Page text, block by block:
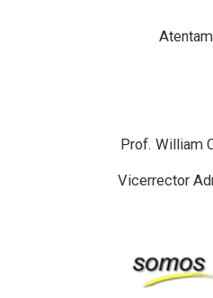
Prof. William
Vicerrector